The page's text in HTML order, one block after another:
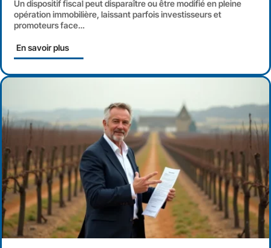
Un dispositif fiscal peut disparaître ou être modifié en pleine
opération immobilière, laissant parfois investisseurs et
promoteurs face…
En savoir plus